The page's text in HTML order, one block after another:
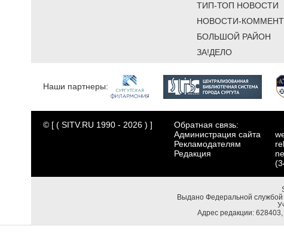
ТИП-ТОП НОВОСТИ
НОВОСТИ-
БОЛЬШОЙ РАЙОН
ЗА!ДЕЛО
Наши партнеры:
© [ ( SITV.RU 1990 - 2026 ) ]
Обратная связь:
Администрация сайта
Рекламодателям
Редакция
Выдано Федеральной службой
Адрес редакции: